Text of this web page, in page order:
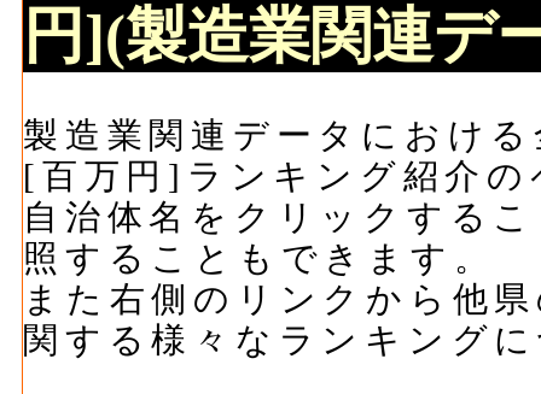
円](製造業関連デ
製造業関連データにおけ
[百万円]ランキング紹介の
自治体名をクリックする
照することもできます。
また右側のリンクから他
関する様々なランキング